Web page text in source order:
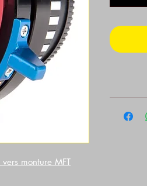
monture MFT